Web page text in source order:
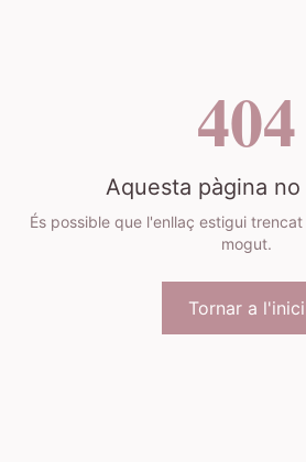
404
Aquesta pàgina
És possible que l'enllaç estigui
mogut.
Tornar a l'inici